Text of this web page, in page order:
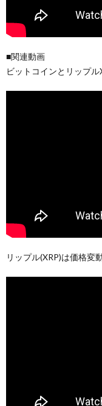
■関連動画
ビットコインとリップ
リップル(XRP)は価格変